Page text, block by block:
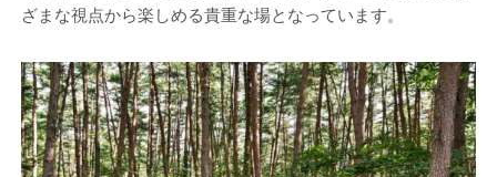
ざまな視点から楽しめる貴重な場となっています。